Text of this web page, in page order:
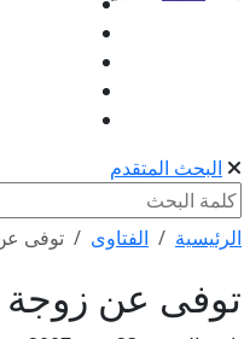
البحث المتقدم
الرئيسية الفتاوى توفى
توفى عن زوجة